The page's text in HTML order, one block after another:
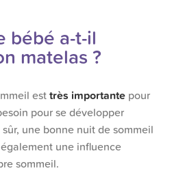
bébé a-t-il
matelas ?
esttrès importantepour
pour se développer
une bonne nuit de sommeil
une influence
sommeil.